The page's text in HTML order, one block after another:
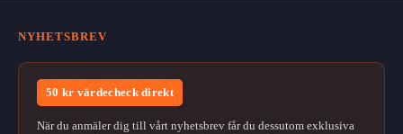
NYHETSBREV
50 kr värdecheck direkt
När du anmäler dig till vårt nyhetsbrev får du dessutom exklusiva